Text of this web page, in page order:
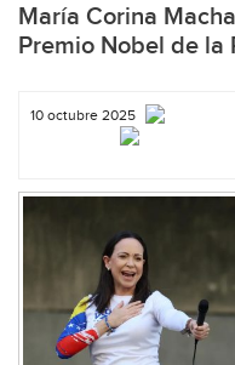
María Corina
Premio Nobel de la
10 octubre 2025